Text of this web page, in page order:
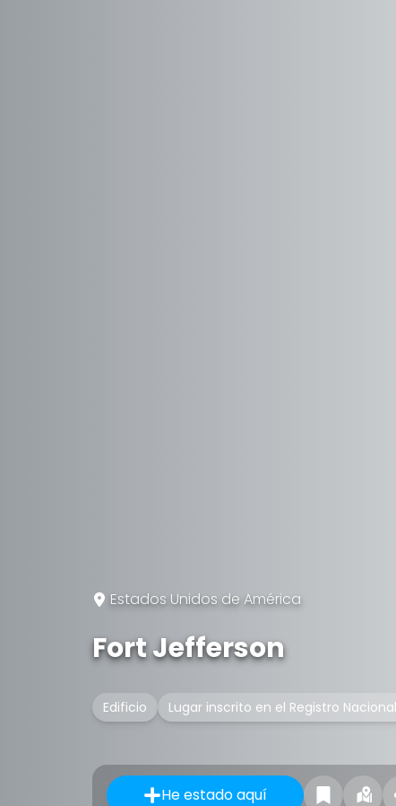
Estados Unidos de América
Fort Jefferson
Edificio Lugar inscrito en el Registro
He estado aquí